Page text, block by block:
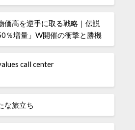
価高を逆手に取る戦略｜伝説
％増量」W開催の衝撃と勝機
​​call center
な旅立ち